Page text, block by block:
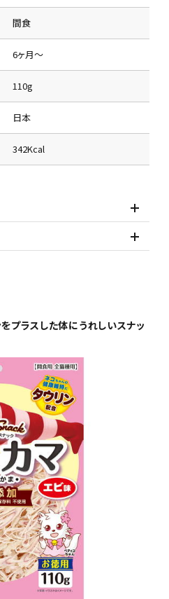
間食
6ヶ月～
110g
日本
342Kcal
プラスした体にうれしいスナッ